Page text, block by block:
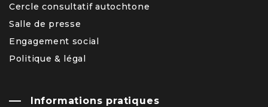
Cercle consultatif autochtone
Salle de presse
Engagement social
Politique & légal
Informations pratiques